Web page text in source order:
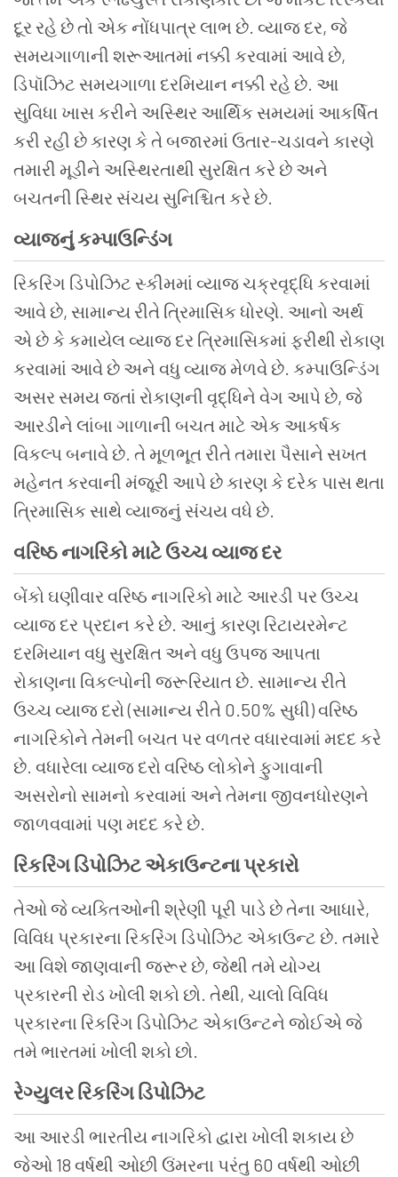
દૂર રહે છે તો એક નોંધપાત્ર લાભ છે. વ્યાજ દર, જે
સમયગાળાની શરૂઆતમાં નક્કી કરવામાં આવે છે,
ડિપૉઝિટ સમયગાળા દરમિયાન નક્કી રહે છે. આ
સુવિધા ખાસ કરીને અસ્થિર આર્થિક સમયમાં આકર્ષિત
કરી રહી છે કારણ કે તે બજારમાં ઉતાર-ચડાવને કારણે
તમારી મૂડીને અસ્થિરતાથી સુરક્ષિત કરે છે અને
બચતની સ્થિર સંચય સુનિશ્ચિત કરે છે.
વ્યાજનું કમ્પાઉન્ડિંગ
રિકરિંગ ડિપોઝિટ સ્કીમમાં વ્યાજ ચક્રવૃદ્ધિ કરવામાં
આવે છે, સામાન્ય રીતે ત્રિમાસિક ધોરણે. આનો અર્થ
એ છે કે કમાયેલ વ્યાજ દર ત્રિમાસિકમાં ફરીથી રોકાણ
કરવામાં આવે છે અને વધુ વ્યાજ મેળવે છે. કમ્પાઉન્ડિંગ
અસર સમય જતાં રોકાણની વૃદ્ધિને વેગ આપે છે, જે
આરડીને લાંબા ગાળાની બચત માટે એક આકર્ષક
વિકલ્પ બનાવે છે. તે મૂળભૂત રીતે તમારા પૈસાને સખત
મહેનત કરવાની મંજૂરી આપે છે કારણ કે દરેક પાસ થતા
ત્રિમાસિક સાથે વ્યાજનું સંચય વધે છે.
વરિષ્ઠ નાગરિકો માટે ઉચ્ચ વ્યાજ દર
બેંકો ઘણીવાર વરિષ્ઠ નાગરિકો માટે આરડી પર ઉચ્ચ
વ્યાજ દર પ્રદાન કરે છે. આનું કારણ રિટાયરમેન્ટ
દરમિયાન વધુ સુરક્ષિત અને વધુ ઉપજ આપતા
રોકાણના વિકલ્પોની જરૂરિયાત છે. સામાન્ય રીતે
ઉચ્ચ વ્યાજ દરો (સામાન્ય રીતે 0.50% સુધી) વરિષ્ઠ
નાગરિકોને તેમની બચત પર વળતર વધારવામાં મદદ કરે
છે. વધારેલા વ્યાજ દરો વરિષ્ઠ લોકોને ફુગાવાની
અસરોનો સામનો કરવામાં અને તેમના જીવનધોરણને
જાળવવામાં પણ મદદ કરે છે.
રિકરિંગ ડિપોઝિટ એકાઉન્ટના પ્રકારો
તેઓ જે વ્યક્તિઓની શ્રેણી પૂરી પાડે છે તેના આધારે,
વિવિધ પ્રકારના રિકરિંગ ડિપોઝિટ એકાઉન્ટ છે. તમારે
આ વિશે જાણવાની જરૂર છે, જેથી તમે યોગ્ય
પ્રકારની રોડ ખોલી શકો છો. તેથી, ચાલો વિવિધ
પ્રકારના રિકરિંગ ડિપોઝિટ એકાઉન્ટને જોઈએ જે
તમે ભારતમાં ખોલી શકો છો.
રેગ્યુલર રિકરિંગ ડિપોઝિટ
આ આરડી ભારતીય નાગરિકો દ્વારા ખોલી શકાય છે
જેઓ 18 વર્ષથી ઓછી ઉંમરના પરંતુ 60 વર્ષથી ઓછી